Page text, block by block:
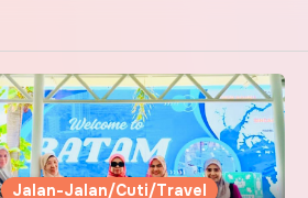
Jalan-Jalan/Cuti/Travel